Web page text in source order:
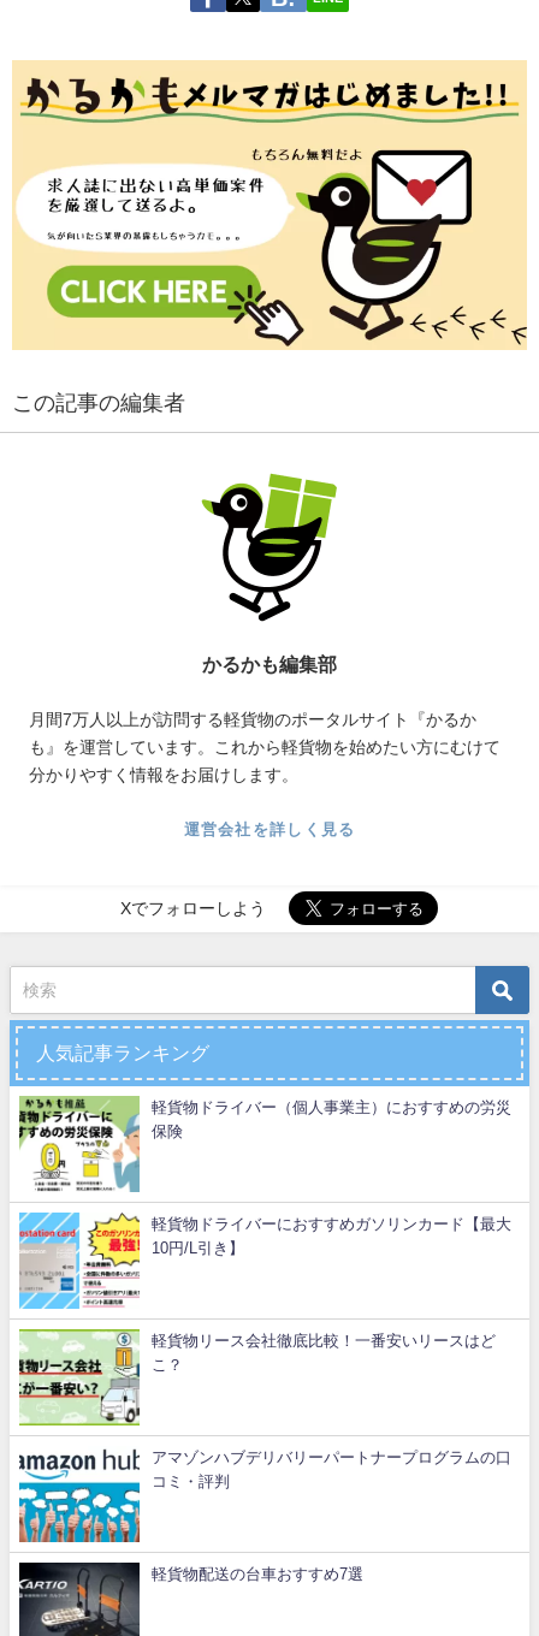
この記事の編集者
かるかも編集部
月間7万人以上が訪問する軽貨物のポータルサイト『かるか
も』を運営しています。これから軽貨物を始めたい方にむけて
分かりやすく情報をお届けします。
運営会社を詳しく見る
Xでフォローしよう
人気記事ランキング
軽貨物ドライバー（個人事業主）におすすめの労災
保険
軽貨物ドライバーにおすすめガソリンカード【最大
10円/L引き】
軽貨物リース会社徹底比較！一番安いリースはど
こ？
アマゾンハブデリバリーパートナープログラムの口
コミ・評判
軽貨物配送の台車おすすめ7選